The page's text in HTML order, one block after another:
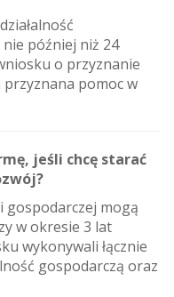
później niż 24
o przyznanie
przyznana pomoc w
jeśli chcę starać
gospodarczej mogą
w okresie 3 lat
wykonywali łącznie
gospodarczą oraz